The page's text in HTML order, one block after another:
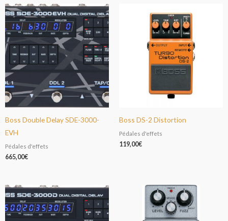
Boss Double Delay SDE-3000-
EVH
Pédales d'effets
665,00€
Boss DS-2 Distortion
Pédales d'effets
119,00€